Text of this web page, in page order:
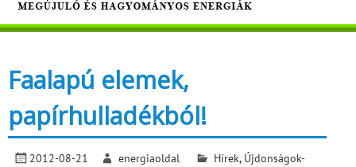
Megújuló és hagyományos energiák.
Faalapú elemek,
papírhulladékból!
2012-08-21 energiaoldal Hírek, Újdonságok-